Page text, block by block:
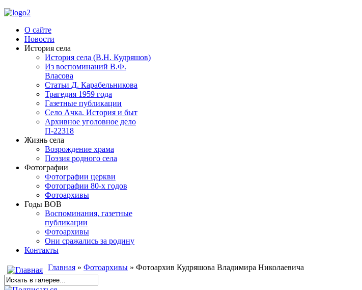
О сайте
Новости
История села
История села (В.Н. Кудряшов)
Из воспоминаний В.Ф.
Власова
Статьи Д. Карабельникова
Трагедия 1959 года
Газетные публикации
Село Ачка. История и быт
Архивное уголовное дело
П-22318
Жизнь села
Возрождение храма
Поэзия родного села
Фотографии
Фотографии церкви
Фотографии 80-х годов
Фотоархивы
Годы ВОВ
Воспоминания, газетные
публикации
Фотоархивы
Они сражались за родину
Контакты
Главная » Фотоархивы » Фотоархив Кудряшова Владимира Николаевича